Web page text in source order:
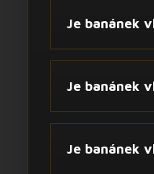
Je banánek
Je banánek
Je banánek